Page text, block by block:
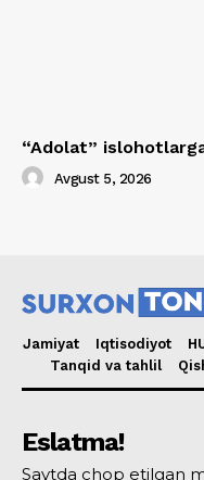
“Adolat”
Avgust 5, 2026
Jamiyat Iqtisodiyot
Tanqid va tahlil
Eslatma!
Saytda chop etilgan